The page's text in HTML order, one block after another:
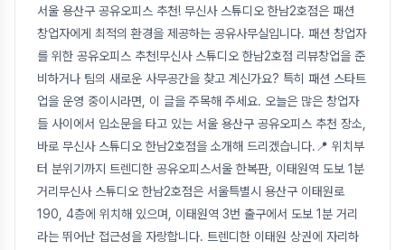
서울 용산구 공유오피스 추천! 무신사 스튜디오 한남2호점은 패션
창업자에게 최적의 환경을 제공하는 공유사무실입니다. 패션 창업자
를 위한 공유오피스 추천!무신사 스튜디오 한남2호점 리뷰창업을 준
비하거나 팀의 새로운 사무공간을 찾고 계신가요? 특히 패션 스타트
업을 운영 중이시라면, 이 글을 주목해 주세요. 오늘은 많은 창업자
들 사이에서 입소문을 타고 있는 서울 용산구 공유오피스 추천 장소,
바로 무신사 스튜디오 한남2호점을 소개해 드리겠습니다.📍 위치부
터 분위기까지 트렌디한 공유오피스서울 한복판, 이태원역 도보 1분
거리무신사 스튜디오 한남2호점은 서울특별시 용산구 이태원로
190, 4층에 위치해 있으며, 이태원역 3번 출구에서 도보 1분 거리
라는 뛰어난 접근성을 자랑합니다. 트렌디한 이태원 상권에 자리하